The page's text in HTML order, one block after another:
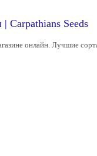
Carpathians Seeds
онлайн. Лучшие